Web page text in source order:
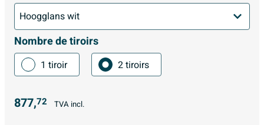
Nombre de tiroirs
1 tiroir 2 tiroirs
877,72 TVA incl.